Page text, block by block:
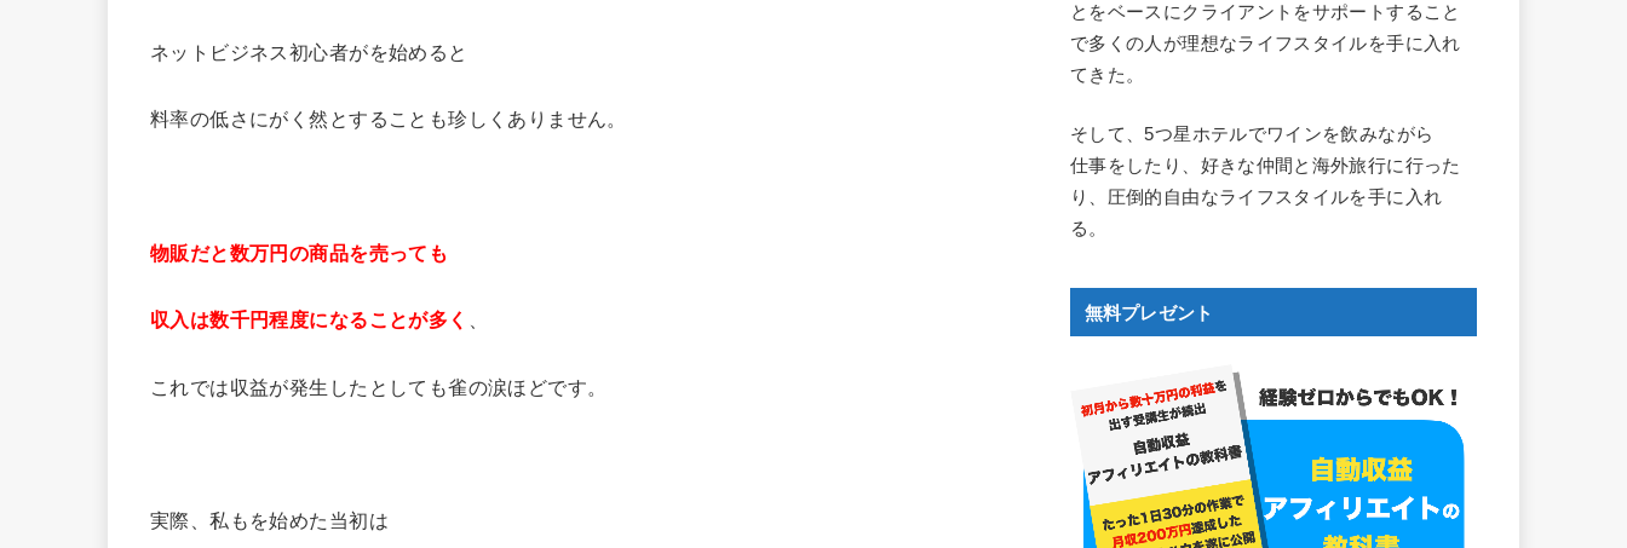
ネットビジネス初心者がを始めると
料率の低さにがく然とすることも珍しくありません。
物販だと数万円の商品を売っても
収入は数千円程度になることが多く
これでは収益が発生したとしても雀の涙ほどです。
実際、私もを始めた当初は
とをベースにクライアントをサポートすること
で多くの人が理想なライフスタイルを手に入れ
てきた。
そして、5つ星ホテルでワインを飲みながら
仕事をしたり、好きな仲間と海外旅行に行った
り、圧倒的自由なライフスタイルを手に入れ
る。
無料プレゼント